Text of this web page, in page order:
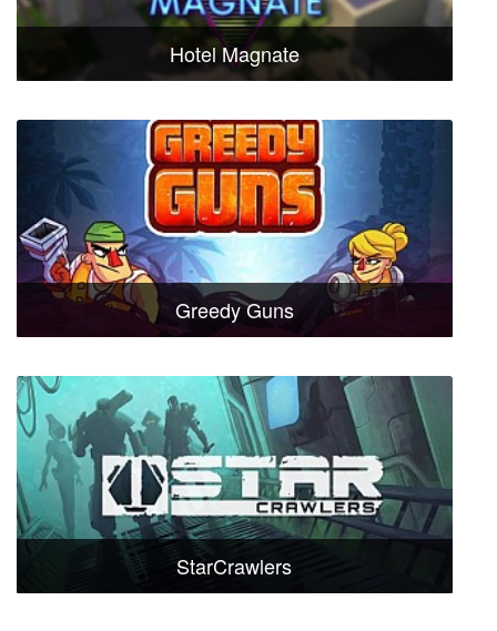
Hotel Magnate
Greedy Guns
StarCrawlers